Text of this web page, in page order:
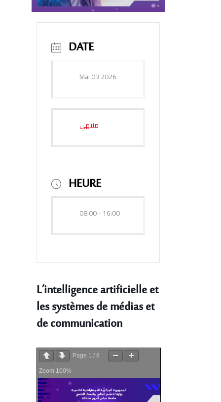
DATE
Mai 03 2026
منتهي
HEURE
08:00 - 16:00
L’intelligence artificielle et
les systèmes de médias et
de communication
Page 1 / 8
Zoom 100%